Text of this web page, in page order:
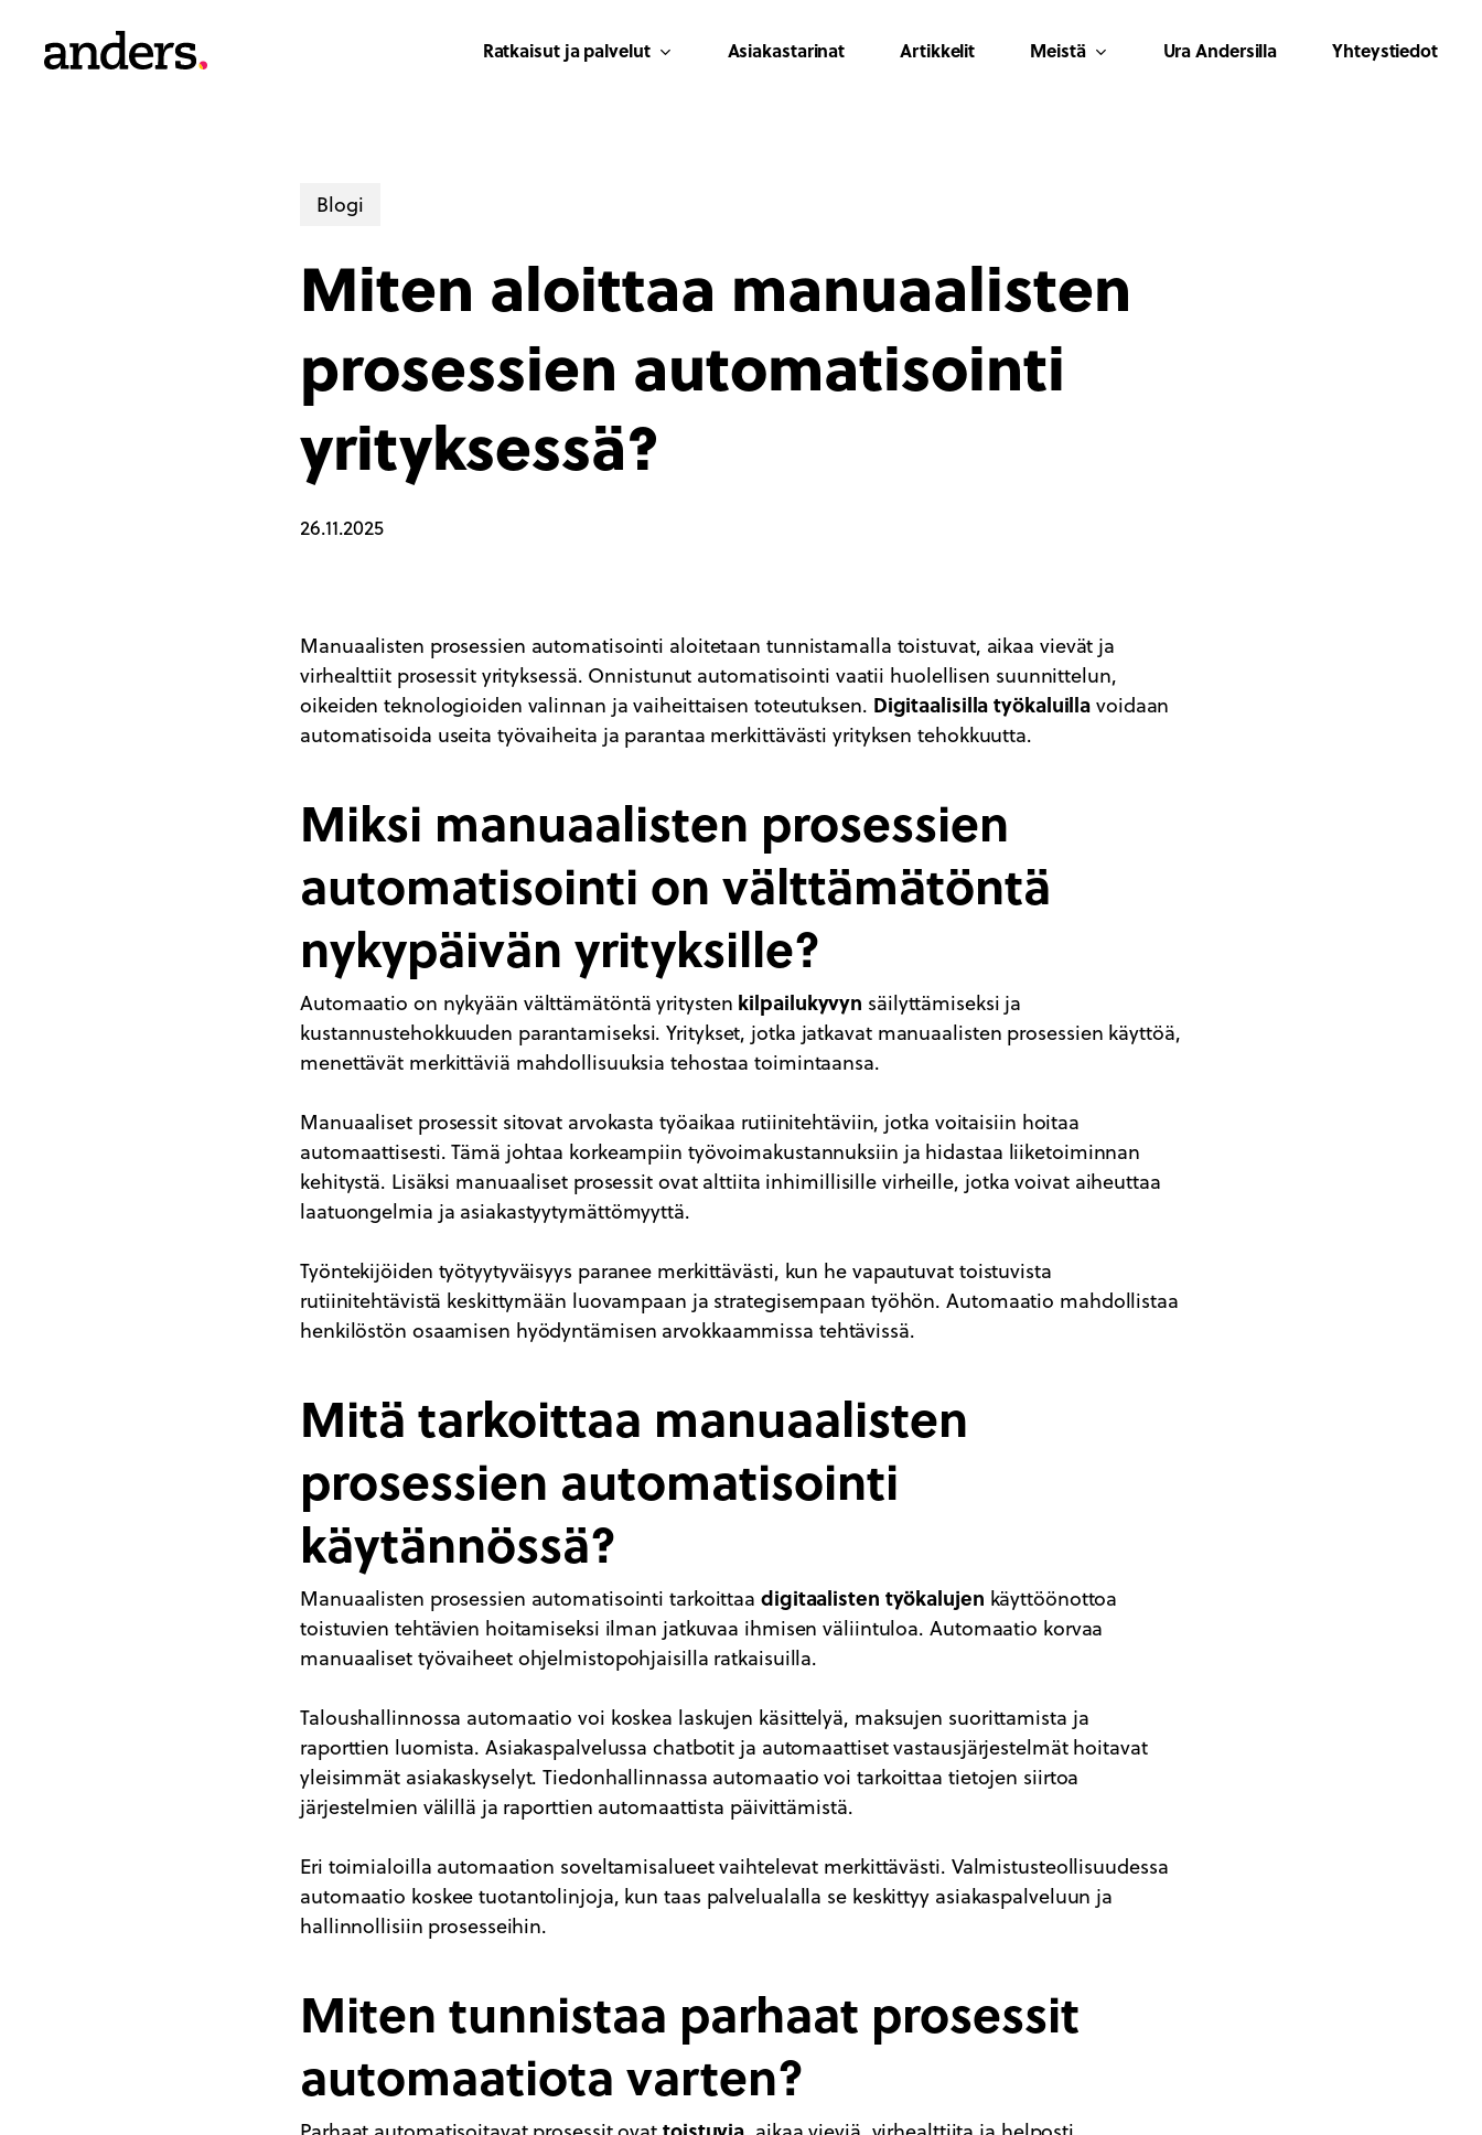
main
Ratkaisut ja palvelut Asiakastarinat Artikkelit Meistä Ura Andersilla Yhteystiedot
Blogi
Miten aloittaa manuaalisten
prosessien automatisointi
yrityksessä?
26.11.2025
Manuaalisten prosessien automatisointi aloitetaan tunnistamalla toistuvat, aikaa vievät ja
virhealttiit prosessit yrityksessä. Onnistunut automatisointi vaatii huolellisen suunnittelun,
oikeiden teknologioiden valinnan ja vaiheittaisen toteutuksen. Digitaalisilla työkaluilla voidaan
automatisoida useita työvaiheita ja parantaa merkittävästi yrityksen tehokkuutta.
Miksi manuaalisten prosessien
automatisointi on välttämätöntä
nykypäivän yrityksille?
Automaatio on nykyään välttämätöntä yritysten kilpailukyvyn säilyttämiseksi ja
kustannustehokkuuden parantamiseksi. Yritykset, jotka jatkavat manuaalisten prosessien käyttöä,
menettävät merkittäviä mahdollisuuksia tehostaa toimintaansa.
Manuaaliset prosessit sitovat arvokasta työaikaa rutiinitehtäviin, jotka voitaisiin hoitaa
automaattisesti. Tämä johtaa korkeampiin työvoimakustannuksiin ja hidastaa liiketoiminnan
kehitystä. Lisäksi manuaaliset prosessit ovat alttiita inhimillisille virheille, jotka voivat aiheuttaa
laatuongelmia ja asiakastyytymättömyyttä.
Työntekijöiden työtyytyväisyys paranee merkittävästi, kun he vapautuvat toistuvista
rutiinitehtävistä keskittymään luovampaan ja strategisempaan työhön. Automaatio mahdollistaa
henkilöstön osaamisen hyödyntämisen arvokkaammissa tehtävissä.
Mitä tarkoittaa manuaalisten
prosessien automatisointi
käytännössä?
Manuaalisten prosessien automatisointi tarkoittaa digitaalisten työkalujen käyttöönottoa
toistuvien tehtävien hoitamiseksi ilman jatkuvaa ihmisen väliintuloa. Automaatio korvaa
manuaaliset työvaiheet ohjelmistopohjaisilla ratkaisuilla.
Taloushallinnossa automaatio voi koskea laskujen käsittelyä, maksujen suorittamista ja
raporttien luomista. Asiakaspalvelussa chatbotit ja automaattiset vastausjärjestelmät hoitavat
yleisimmät asiakaskyselyt. Tiedonhallinnassa automaatio voi tarkoittaa tietojen siirtoa
järjestelmien välillä ja raporttien automaattista päivittämistä.
Eri toimialoilla automaation soveltamisalueet vaihtelevat merkittävästi. Valmistusteollisuudessa
automaatio koskee tuotantolinjoja, kun taas palvelualalla se keskittyy asiakaspalveluun ja
hallinnollisiin prosesseihin.
Miten tunnistaa parhaat prosessit
automaatiota varten?